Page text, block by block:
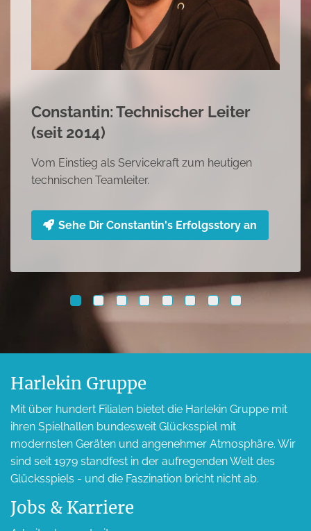
Mariana: Hallenleitung (seit
Begonnen als Reinigungskraft, dann im
tätig und heute Hallenleiterin
Harlekin Gruppe
Mit über hundert Filialen bietet die Harlekin Gruppe mit
ihren Spielhallen bundesweit Glücksspiel mit
modernsten Geräten und angenehmer Atmosphäre. Wir
sind seit 1979 standfest in der aufregenden Welt des
Glücksspiels - und die Faszination bricht nicht ab.
Jobs & Karriere